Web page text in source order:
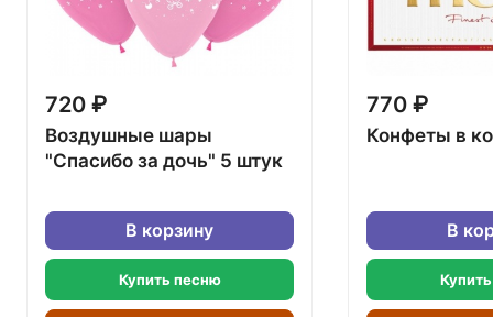
720 ₽
Воздушные шары
"Спасибо за дочь" 5 штук
В корзину
Купить песню
770 ₽
Конфеты в
В